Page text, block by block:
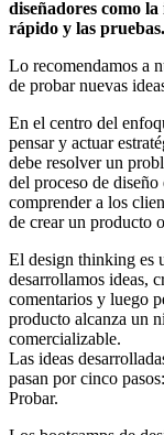
diseñadores como
rápido y las pruebas.
Lo recomendamos a
de probar nuevas
En el centro del
pensar y actuar
debe resolver un
del proceso de
comprender a los
de crear un producto
El design thinking es
desarrollamos ideas,
comentarios y luego
producto alcanza un
comercializable.
Las ideas
pasan por cinco
Probar.